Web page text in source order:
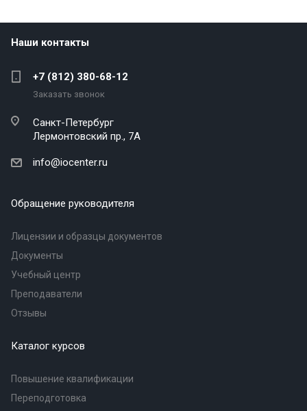
Наши контакты
+7 (812) 380-68-12
Заказать звонок
Санкт-Петербург
Лермонтовский пр., 7А
info@iocenter.ru
Обращение руководителя
Лицензии и образцы документов
Документы
Учебный центр
Преподаватели
Отзывы
Каталог курсов
Повышение квалификации
Переподготовка